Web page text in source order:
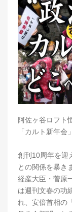
阿佐ヶ谷ロフト
「カルト新年会
創刊10周年を迎
との関係を暴き
経産大臣・菅原
は週刊文春の功
れ、安倍首相の